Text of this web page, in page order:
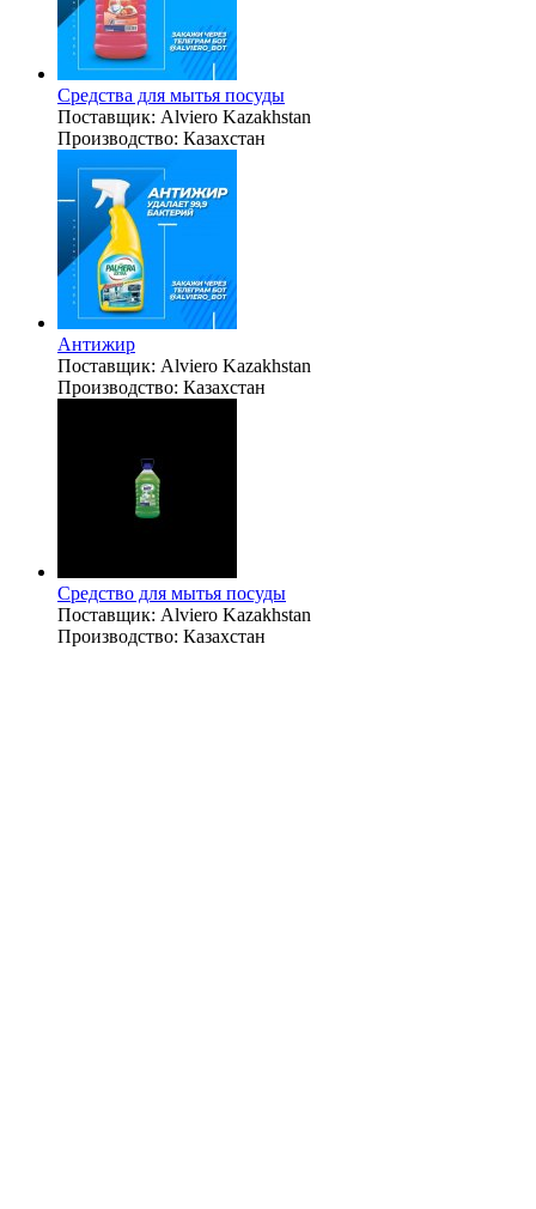
Средства для мытья посуды
Поставщик: Alviero Kazakhstan
Производство: Казахстан
Антижир
Поставщик: Alviero Kazakhstan
Производство: Казахстан
Средство для мытья посуды
Поставщик: Alviero Kazakhstan
Производство: Казахстан